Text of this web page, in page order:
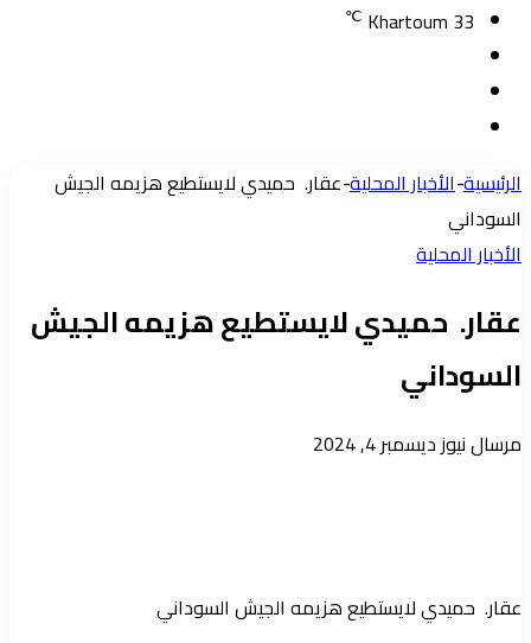
Khartoum 33
℃
جانبيالرئيسية-الأخبار المحلية-عقار. حميدي لايستطيع هزيمه الجيش
السوداني
الأخبار المحلية
عقار. حميدي لايستطيع هزيمه الجيش
السوداني
مرسال نيوزأرسل
ديسمبر 4, 2024
عقار. حميدي لايستطيع هزيمه الجيش السوداني